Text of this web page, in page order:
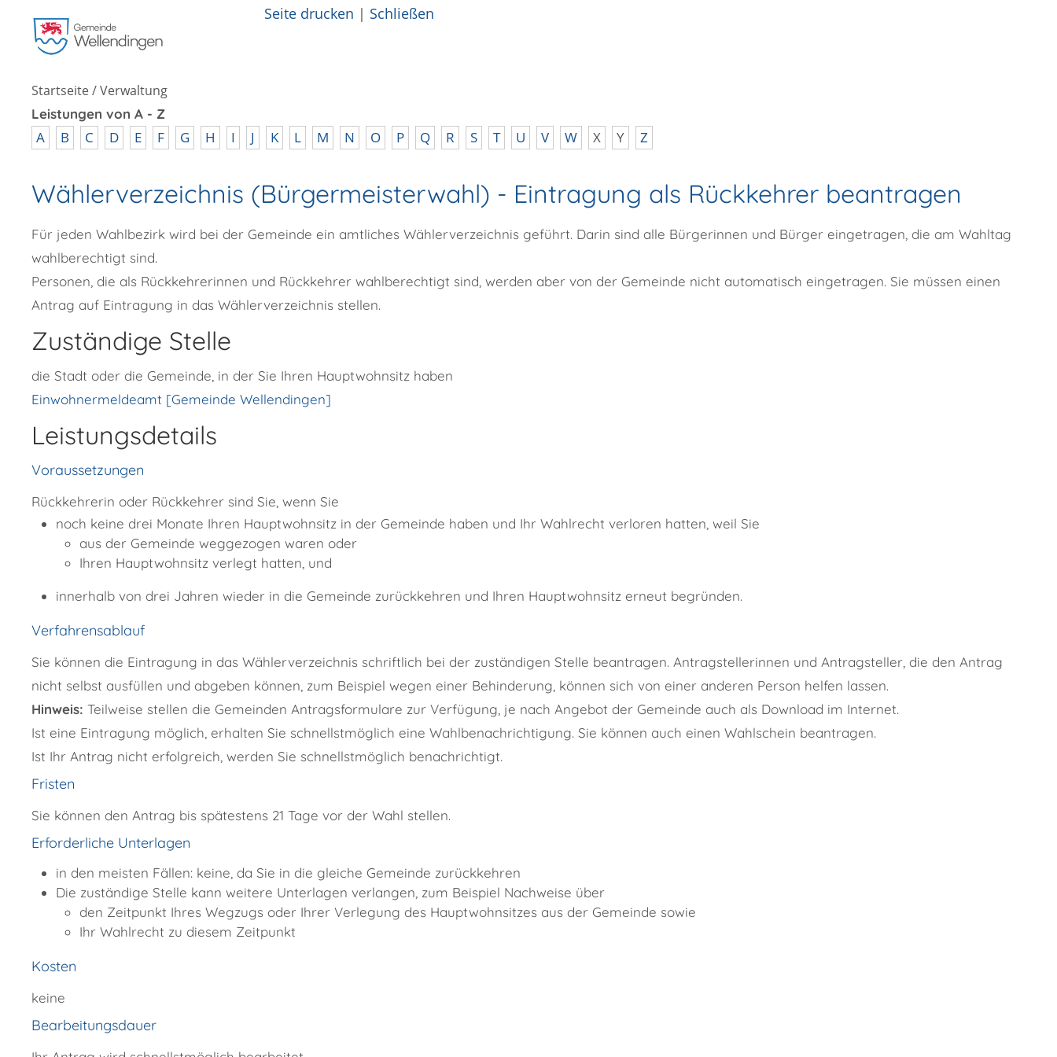
Seite drucken | Schließen
Startseite/Verwaltung
Leistungen von A - Z
A B C D E F G H I J K L M N O P Q R S T U V W X Y Z
Wählerverzeichnis (Bürgermeisterwahl) - Eintragung als Rückkehrer beantragen
Für jeden Wahlbezirk wird bei der Gemeinde ein amtliches Wählerverzeichnis geführt. Darin sind alle Bürgerinnen und Bürger eingetragen, die am Wahltag
wahlberechtigt sind.
Personen, die als Rückkehrerinnen und Rückkehrer wahlberechtigt sind, werden aber von der Gemeinde nicht automatisch eingetragen. Sie müssen einen
Antrag auf Eintragung in das Wählerverzeichnis stellen.
Zuständige Stelle
die Stadt oder die Gemeinde, in der Sie Ihren Hauptwohnsitz haben
Einwohnermeldeamt [Gemeinde Wellendingen]
Leistungsdetails
Voraussetzungen
Rückkehrerin oder Rückkehrer sind Sie, wenn Sie
noch keine drei Monate Ihren Hauptwohnsitz in der Gemeinde haben und Ihr Wahlrecht verloren hatten, weil Sie
aus der Gemeinde weggezogen waren oder
Ihren Hauptwohnsitz verlegt hatten, und
innerhalb von drei Jahren wieder in die Gemeinde zurückkehren und Ihren Hauptwohnsitz erneut begründen.
Verfahrensablauf
Sie können die Eintragung in das Wählerverzeichnis schriftlich bei der zuständigen Stelle beantragen. Antragstellerinnen und Antragsteller, die den Antrag
nicht selbst ausfüllen und abgeben können, zum Beispiel wegen einer Behinderung, können sich von einer anderen Person helfen lassen.
Hinweis: Teilweise stellen die Gemeinden Antragsformulare zur Verfügung, je nach Angebot der Gemeinde auch als Download im Internet.
Ist eine Eintragung möglich, erhalten Sie schnellstmöglich eine Wahlbenachrichtigung. Sie können auch einen Wahlschein beantragen.
Ist Ihr Antrag nicht erfolgreich, werden Sie schnellstmöglich benachrichtigt.
Fristen
Sie können den Antrag bis spätestens 21 Tage vor der Wahl stellen.
Erforderliche Unterlagen
in den meisten Fällen: keine, da Sie in die gleiche Gemeinde zurückkehren
Die zuständige Stelle kann weitere Unterlagen verlangen, zum Beispiel Nachweise über
den Zeitpunkt Ihres Wegzugs oder Ihrer Verlegung des Hauptwohnsitzes aus der Gemeinde sowie
Ihr Wahlrecht zu diesem Zeitpunkt
Kosten
keine
Bearbeitungsdauer